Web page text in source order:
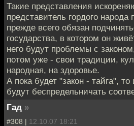
Такие представления
представитель гордого народа
прежде всего обязан
государства, в котором он
него будут проблемы с
потом уже - свои традиции,
народная, на здоровье.
А пока будет "закон - тайга",
будут беспредельничать
Гад »
#308 | 12.10.07 18:21